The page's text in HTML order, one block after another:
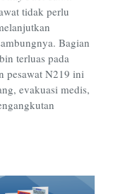
tidak perlu
Bagian
terluas pada
pesawat N219 ini
evakuasi medis,